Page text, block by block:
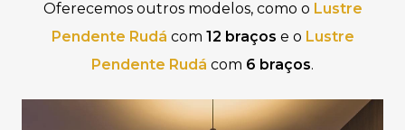
Oferecemos outros modelos, como o Lustre
Pendente Rudá com 12 braços e o Lustre
Pendente Rudá com 6 braços.